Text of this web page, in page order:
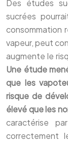
Des études
sucrées
consommation
vapeur, peut
augmente le
Une étude
que les
risque de
élevé que les
caractérise
correctement